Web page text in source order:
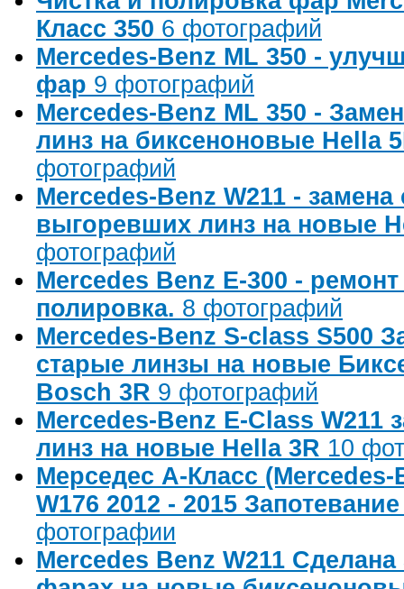
Класс 350 6 фотографий
Mercedes-Benz ML 350 -
фар 9 фотографий
Mercedes-Benz ML 350 -
линз на биксеноновые Hella
фотографий
Mercedes-Benz W211 - замена
выгоревших линз на новые
фотографий
Mercedes Benz E-300 -
полировка. 8 фотографий
Mercedes-Benz S-class S500
старые линзы на новые
Bosch 3R 9 фотографий
Mercedes-Benz E-Class W211
линз на новые Hella 3R 10
Мерседес А-Класс (Mercedes-
W176 2012 - 2015
фотографии
Mercedes Benz W211